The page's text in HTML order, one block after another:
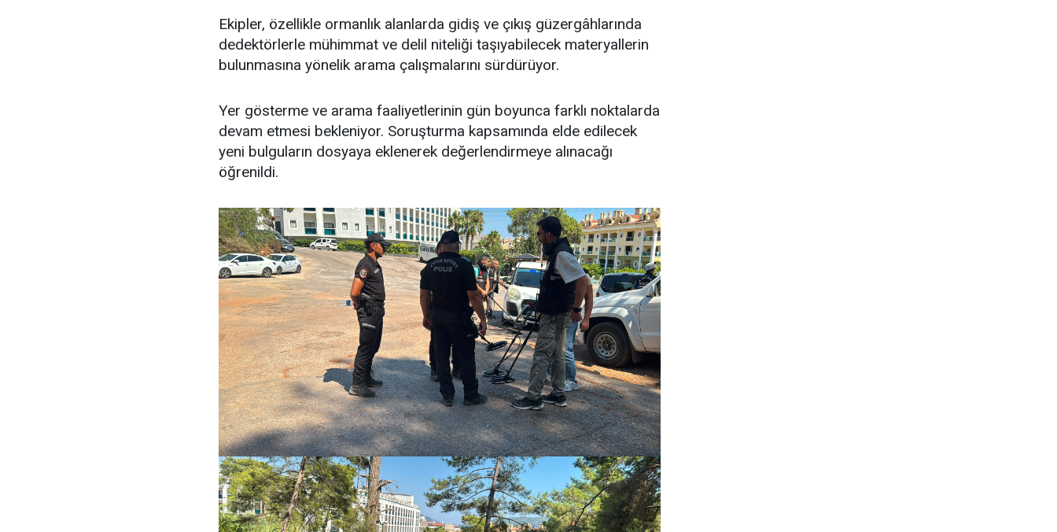
Ekipler, özellikle ormanlık alanlarda gidiş ve çıkış güzergâhlarında
dedektörlerle mühimmat ve delil niteliği taşıyabilecek materyallerin
bulunmasına yönelik arama çalışmalarını sürdürüyor.
Yer gösterme ve arama faaliyetlerinin gün boyunca farklı noktalarda
devam etmesi bekleniyor. Soruşturma kapsamında elde edilecek
yeni bulguların dosyaya eklenerek değerlendirmeye alınacağı
öğrenildi.